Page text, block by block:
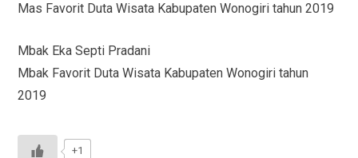
Mas Favorit Duta Wisata Kabupaten Wonogiri tahun 2019
Mbak Eka Septi Pradani
Mbak Favorit Duta Wisata Kabupaten Wonogiri tahun
2019
+1